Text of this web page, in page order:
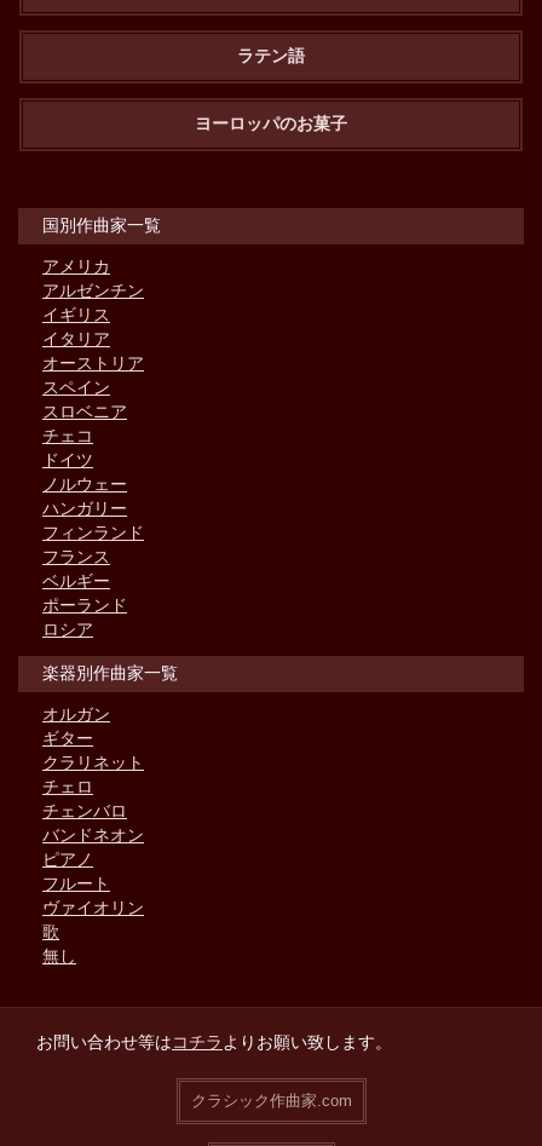
ラテン語
ヨーロッパのお菓子
国別作曲家一覧
アメリカ
アルゼンチン
イギリス
イタリア
オーストリア
スペイン
スロベニア
チェコ
ドイツ
ノルウェー
ハンガリー
フィンランド
フランス
ベルギー
ポーランド
ロシア
楽器別作曲家一覧
オルガン
ギター
クラリネット
チェロ
チェンバロ
バンドネオン
ピアノ
フルート
ヴァイオリン
歌
無し
お問い合わせ等はコチラよりお願い致します。
クラシック作曲家.com